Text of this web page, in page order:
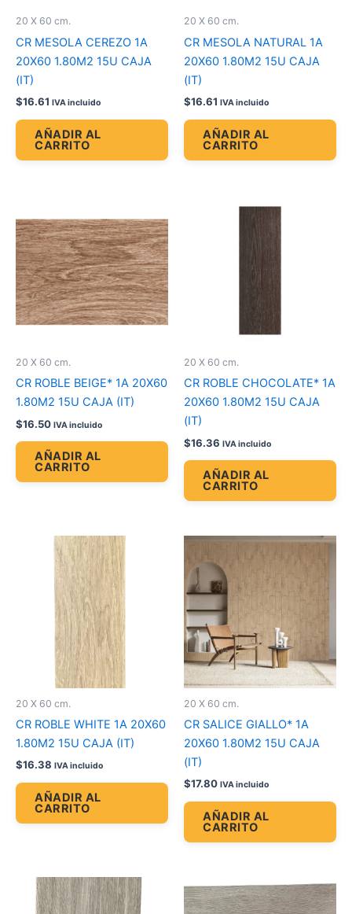
20 X 60 cm.
CR MESOLA CEREZO 1A
20X60 1.80M2 15U CAJA
(IT)
$16.61 IVA incluido
AÑADIR AL
CARRITO
20 X 60 cm.
CR MESOLA NATURAL 1A
20X60 1.80M2 15U CAJA
(IT)
$16.61 IVA incluido
AÑADIR AL
CARRITO
20 X 60 cm.
CR ROBLE BEIGE* 1A 20X60
1.80M2 15U CAJA (IT)
$16.50 IVA incluido
AÑADIR AL
CARRITO
20 X 60 cm.
CR ROBLE CHOCOLATE* 1A
20X60 1.80M2 15U CAJA
(IT)
$16.36 IVA incluido
AÑADIR AL
CARRITO
20 X 60 cm.
CR ROBLE WHITE 1A 20X60
1.80M2 15U CAJA (IT)
$16.38 IVA incluido
AÑADIR AL
CARRITO
20 X 60 cm.
CR SALICE GIALLO* 1A
20X60 1.80M2 15U CAJA
(IT)
$17.80 IVA incluido
AÑADIR AL
CARRITO